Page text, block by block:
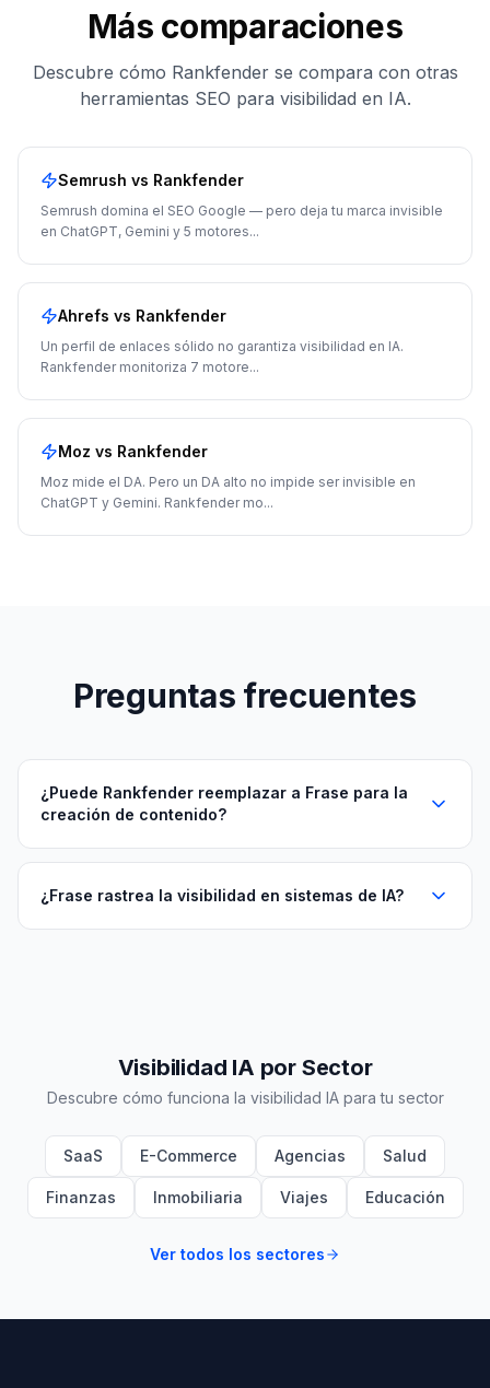
Más comparaciones
Descubre cómo Rankfender se compara con otras
herramientas SEO para visibilidad en IA.
Semrush vs Rankfender
Semrush domina el SEO Google — pero deja tu marca invisible
en ChatGPT, Gemini y 5 motores...
Ahrefs vs Rankfender
Un perfil de enlaces sólido no garantiza visibilidad en IA.
Rankfender monitoriza 7 motore...
Moz vs Rankfender
Moz mide el DA. Pero un DA alto no impide ser invisible en
ChatGPT y Gemini. Rankfender mo...
Preguntas frecuentes
¿Puede Rankfender reemplazar a Frase para la
creación de contenido?
¿Frase rastrea la visibilidad en sistemas de IA?
Visibilidad IA por Sector
Descubre cómo funciona la visibilidad IA para tu sector
SaaS E-Commerce Agencias Salud
Finanzas Inmobiliaria Viajes Educación
Ver todos los sectores